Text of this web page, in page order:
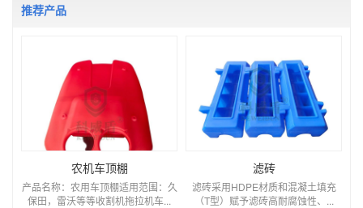
推荐产品
农机车顶棚
产品名称：农用车顶棚适用范围：久
保田，雷沃等等收割机拖拉机车...
滤砖
滤砖采用HDPE材质和混凝土填充
（T型）赋予滤砖高耐腐蚀性、...